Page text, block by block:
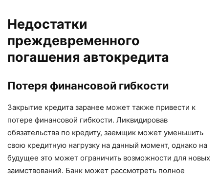
Недостатки
преждевременного
погашения автокредита
Потеря финансовой гибкости
Закрытие кредита заранее может также привести к
потере финансовой гибкости. Ликвидировав
обязательства по кредиту, заемщик может уменьшить
свою кредитную нагрузку на данный момент, однако на
будущее это может ограничить возможности для новых
заимствований. Банк может рассмотреть полное